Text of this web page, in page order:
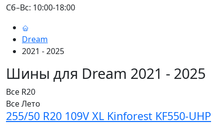
Сб–Вс: 10:00-18:00
Dream
2021 - 2025
Шины для Dream 2021 - 2025
Все R20
ВсеЛето
255/50 R20 109V XL Kinforest KF550-UHP